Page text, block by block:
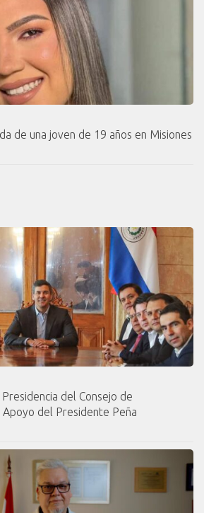
de una joven de 19 años en Misiones
del Consejo de
del Presidente Peña